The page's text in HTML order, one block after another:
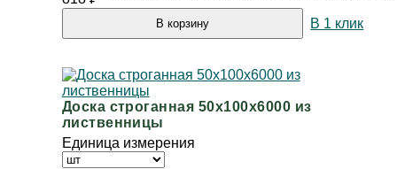
В корзину В 1 клик
Доска строганная 50х100х6000 из
лиственницы
Единица измерения